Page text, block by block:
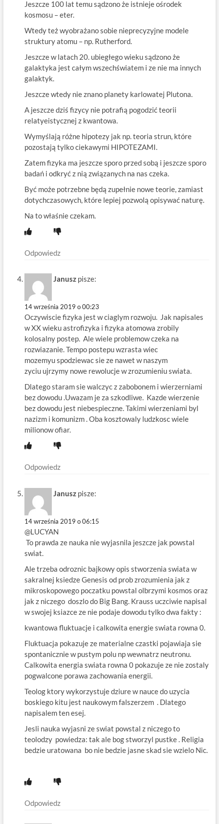
Jeszcze 100 lat temu sądzono że istnieje ośrodek
kosmosu – eter.
Wtedy też wyobrażano sobie nieprecyzyjne modele
struktury atomu – np. Rutherford.
Jeszcze w latach 20. ubiegłego wieku sądzono że
galaktyka jest całym wszechświatem i ze nie ma innych
galaktyk.
Jeszcze wtedy nie znano planety karlowatej Plutona.
A jeszcze dziś fizycy nie potrafią pogodzić teorii
relatyeistycznej z kwantowa.
Wymyślają różne hipotezy jak np. teoria strun, które
pozostają tylko ciekawymi HIPOTEZAMI.
Zatem fizyka ma jeszcze sporo przed sobą i jeszcze sporo
badań i odkryć z nią związanych na nas czeka.
Być może potrzebne będą zupełnie nowe teorie, zamiast
dotychczasowych, które lepiej pozwolą opisywać naturę.
Na to właśnie czekam.
Odpowiedz
Janusz pisze:
14 września 2019 o 00:23
Oczywiscie fizyka jest w ciaglym rozwoju. Jak napisales
w XX wieku astrofizyka i fizyka atomowa zrobily
kolosalny postep. Ale wiele problemow czeka na
rozwiazanie. Tempo postepu wzrasta wiec
mozemyu spodziewac sie ze nawet w naszym
zyciu ujrzymy nowe rewolucje w zrozumieniu swiata.
Dlatego staram sie walczyc z zabobonem i wierzerniami
bez dowodu .Uwazam je za szkodliwe. Kazde wierzenie
bez dowodu jest niebespieczne. Takimi wierzeniami byl
nazizm i komunizm . Oba kosztowaly ludzkosc wiele
milionow ofiar.
Odpowiedz
Janusz pisze:
14 września 2019 o 06:15
@LUCYAN
To prawda ze nauka nie wyjasnila jeszcze jak powstal
swiat.
Ale trzeba odroznic bajkowy opis stworzenia swiata w
sakralnej ksiedze Genesis od prob zrozumienia jak z
mikroskopowego poczatku powstal olbrzymi kosmos oraz
jak z niczego doszlo do Big Bang. Krauss uczciwie napisal
w swojej ksiazce ze nie podaje dowodu tylko dwa fakty :
kwantowa fluktuacje i calkowita energie swiata rowna 0.
Fluktuacja pokazuje ze materialne czastki pojawiaja sie
spontanicznie w pustym polu np wewnatrz neutronu.
Calkowita energia swiata rowna 0 pokazuje ze nie zostaly
pogwalcone porawa zachowania energii.
Teolog ktory wykorzystuje dziure w nauce do uzycia
boskiego kitu jest naukowym falszerzem . Dlatego
napisalem ten esej.
Jesli nauka wyjasni ze swiat powstal z niczego to
teolodzy powiedza: tak ale bog stworzyl pustke . Religia
bedzie uratowana bo nie bedzie jasne skad sie wzielo Nic.
Odpowiedz